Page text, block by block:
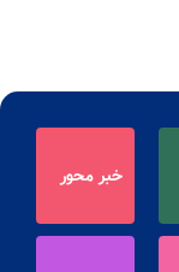
خبر محور